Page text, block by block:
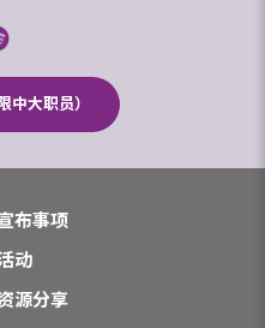
中大职员）
布事项
动
源分享